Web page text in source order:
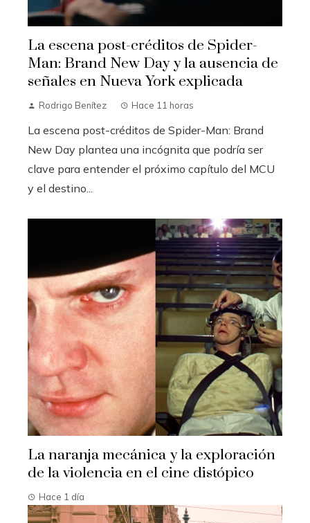
La escena post-créditos de Spider-
Man: Brand New Day y la ausencia de
señales en Nueva York explicada
Rodrigo Benítez Hace 11 horas
La escena post-créditos de Spider-Man: Brand
New Day plantea una incógnita que podría ser
clave para entender el próximo capítulo del MCU
y el destino...
La naranja mecánica y la exploración
de la violencia en el cine distópico
Hace 1 día